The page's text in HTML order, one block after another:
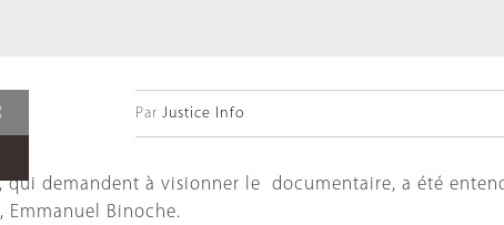
Par Justice Info
qui demandent à visionner le documentaire, a été
Emmanuel Binoche.